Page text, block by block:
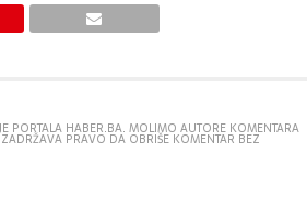
PORTALA HABER.BA. MOLIMO AUTORE KOMENTARA
PRAVO DA OBRIŠE KOMENTAR BEZ